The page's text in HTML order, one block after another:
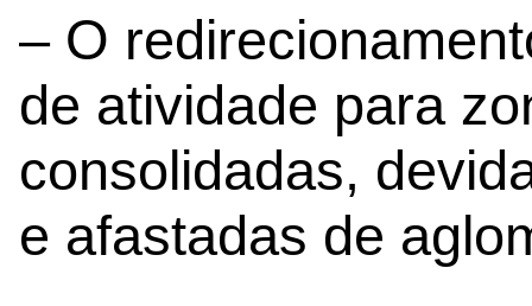
– O
de atividade para
consolidadas,
e afastadas de